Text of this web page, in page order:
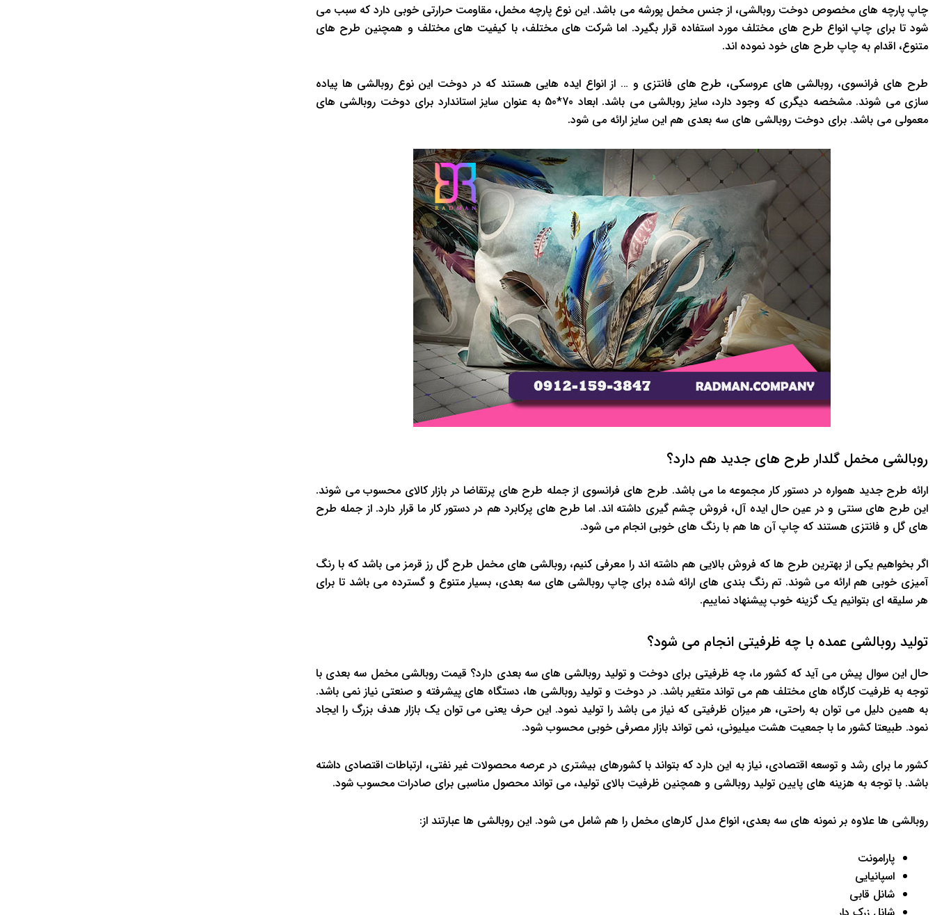
چاپ پارچه های مخصوص دوخت روبالشی، از جنس مخمل پورشه می باشد. این نوع پارچه مخمل، مقاومت حرارتی خوبی دارد که سبب می
شود تا برای چاپ انواع طرح های مختلف مورد استفاده قرار بگیرد. اما شرکت های مختلف، با کیفیت های مختلف و همچنین طرح های
متنوع، اقدام به چاپ طرح های خود نموده اند.
طرح های فرانسوی، روبالشی های عروسکی، طرح های فانتزی و … از انواع ایده هایی هستند که در دوخت این نوع روبالشی ها پیاده
سازی می شوند. مشخصه دیگری که وجود دارد، سایز روبالشی می باشد. ابعاد 70*50 به عنوان سایز استاندارد برای دوخت روبالشی های
معمولی می باشد. برای دوخت روبالشی های سه بعدی هم این سایز ارائه می شود.
روبالشی مخمل گلدار طرح های جدید هم دارد؟
ارائه طرح جدید همواره در دستور کار مجموعه ما می باشد. طرح های فرانسوی از جمله طرح های پرتقاضا در بازار کالای محسوب می شوند.
این طرح های سنتی و در عین حال ایده آل، فروش چشم گیری داشته اند. اما طرح های پرکابرد هم در دستور کار ما قرار دارد. از جمله طرح
های گل و فانتزی هستند که چاپ آن ها هم با رنگ های خوبی انجام می شود.
اگر بخواهیم یکی از بهترین طرح ها که فروش بالایی هم داشته اند را معرفی کنیم، روبالشی های مخمل طرح گل رز قرمز می باشد که با رنگ
آمیزی خوبی هم ارائه می شوند. تم رنگ بندی های ارائه شده برای چاپ روبالشی های سه بعدی، بسیار متنوع و گسترده می باشد تا برای
هر سلیقه ای بتوانیم یک گزینه خوب پیشنهاد نماییم.
تولید روبالشی عمده با چه ظرفیتی انجام می شود؟
حال این سوال پیش می آید که کشور ما، چه ظرفیتی برای دوخت و تولید روبالشی های سه بعدی دارد؟ قیمت روبالشی مخمل سه بعدی با
توجه به ظرفیت کارگاه های مختلف هم می تواند متغیر باشد. در دوخت و تولید روبالشی ها، دستگاه های پیشرفته و صنعتی نیاز نمی باشد.
به همین دلیل می توان به راحتی، هر میزان ظرفیتی که نیاز می باشد را تولید نمود. این حرف یعنی می توان یک بازار هدف بزرگ را ایجاد
نمود. طبیعتا کشور ما با جمعیت هشت میلیونی، نمی تواند بازار مصرفی خوبی محسوب شود.
کشور ما برای رشد و توسعه اقتصادی، نیاز به این دارد که بتواند با کشورهای بیشتری در عرصه محصولات غیر نفتی، ارتباطات اقتصادی داشته
باشد. با توجه به هزینه های پایین تولید روبالشی و همچنین ظرفیت بالای تولید، می تواند محصول مناسبی برای صادرات محسوب شود.
روبالشی ها علاوه بر نمونه های سه بعدی، انواع مدل کارهای مخمل را هم شامل می شود. این روبالشی ها عبارتند از:
پارامونت
اسپانیایی
شانل قابی